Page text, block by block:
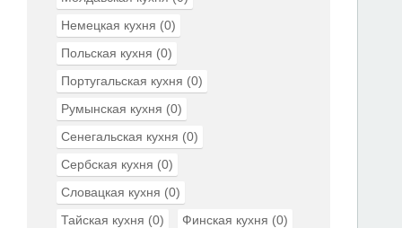
Немецкая кухня (0)
Польская кухня (0)
Португальская кухня (0)
Румынская кухня (0)
Сенегальская кухня (0)
Сербская кухня (0)
Словацкая кухня (0)
Тайская кухня (0) Финская кухня (0)